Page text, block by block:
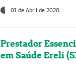
01 de Abril de 2020
Prestador
em Saúde Ereli